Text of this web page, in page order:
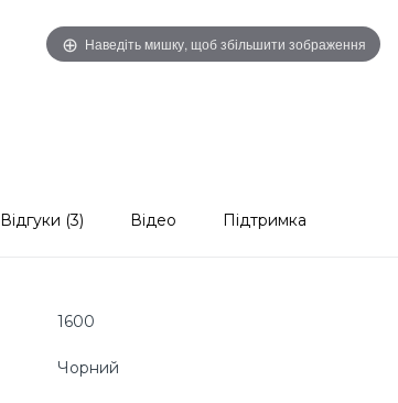
Наведіть мишку, щоб збільшити зображення
Відгуки (3) Відео Підтримка
1600
Чорний